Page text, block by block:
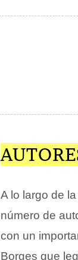
A lo largo de
número de
con un
Borges que